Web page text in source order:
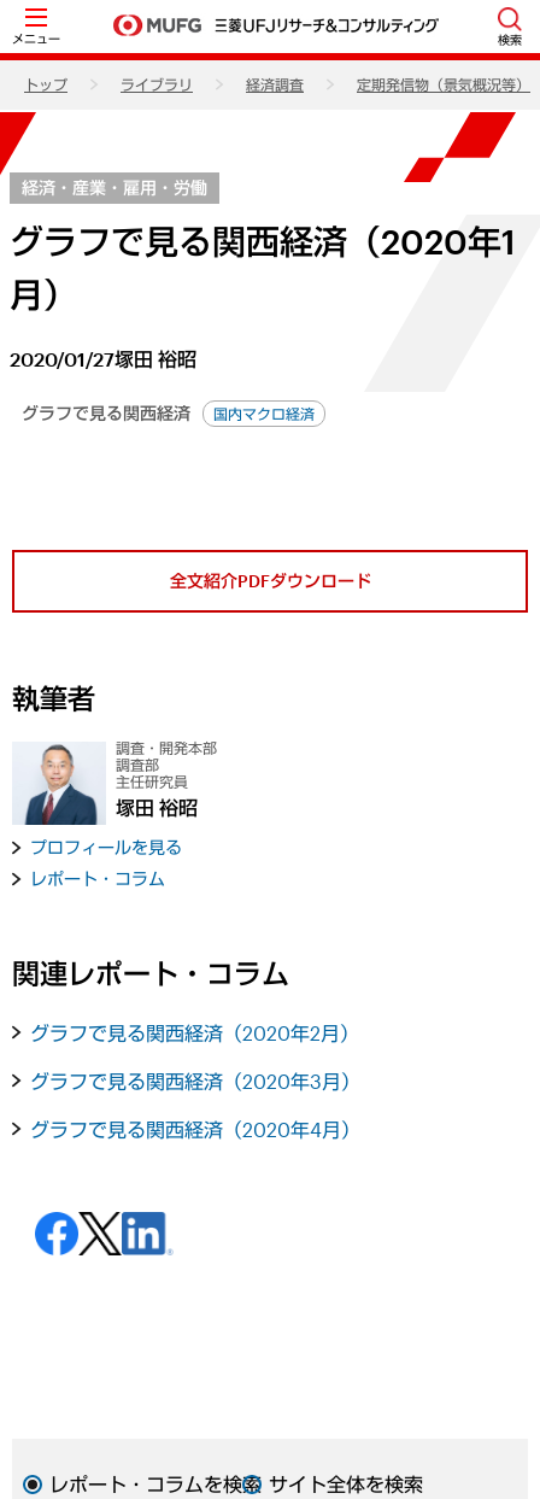
メニュー 検索
トップ ライブラリ 経済調査 定期発信物（景気概況等）
経済・産業・雇用・労働
グラフで見る関西経済（2020年1
月）
2020/01/27塚田 裕昭
グラフで見る関西経済 国内マクロ経済
全文紹介PDFダウンロード
執筆者
調査・開発本部
調査部
主任研究員
塚田 裕昭
プロフィールを見る
レポート・コラム
関連レポート・コラム
グラフで見る関西経済（2020年2月）
グラフで見る関西経済（2020年3月）
グラフで見る関西経済（2020年4月）
レポート・コラムを検索 サイト全体を検索